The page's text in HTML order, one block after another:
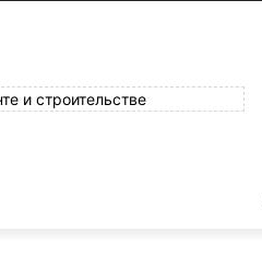
и строительстве